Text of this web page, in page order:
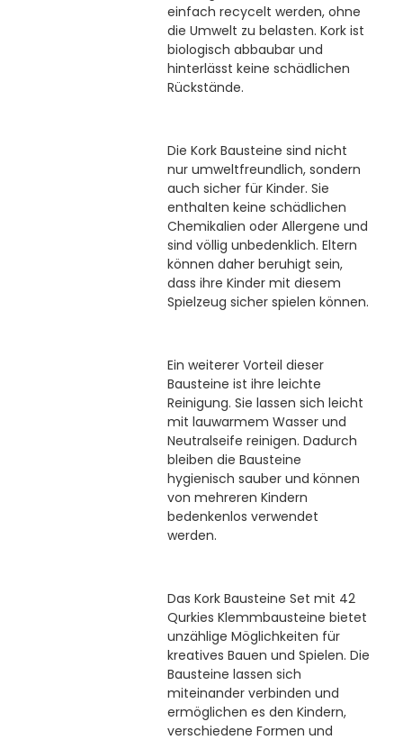
einfach recycelt werden, ohne
die Umwelt zu belasten. Kork ist
biologisch abbaubar und
hinterlässt keine schädlichen
Rückstände.
Die Kork Bausteine sind nicht
nur umweltfreundlich, sondern
auch sicher für Kinder. Sie
enthalten keine schädlichen
Chemikalien oder Allergene und
sind völlig unbedenklich. Eltern
können daher beruhigt sein,
dass ihre Kinder mit diesem
Spielzeug sicher spielen können.
Ein weiterer Vorteil dieser
Bausteine ist ihre leichte
Reinigung. Sie lassen sich leicht
mit lauwarmem Wasser und
Neutralseife reinigen. Dadurch
bleiben die Bausteine
hygienisch sauber und können
von mehreren Kindern
bedenkenlos verwendet
werden.
Das Kork Bausteine Set mit 42
Qurkies Klemmbausteine bietet
unzählige Möglichkeiten für
kreatives Bauen und Spielen. Die
Bausteine lassen sich
miteinander verbinden und
ermöglichen es den Kindern,
verschiedene Formen und